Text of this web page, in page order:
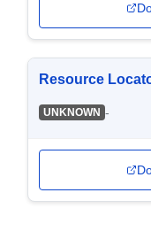
Resource
UNKNOWN -